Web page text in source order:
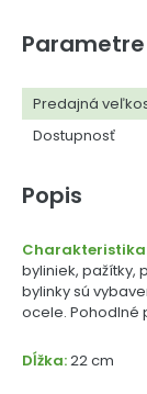
Predajná
Dostupnosť
Popis
byliniek, pažítky,
bylinky sú
ocele. Pohodlné
Dĺžka:22 cm